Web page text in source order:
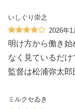
いしぐり崇之
2026年1
明け方から働き
なく見ているだけ
監督は松浦弥太郎
ミルクセゐき